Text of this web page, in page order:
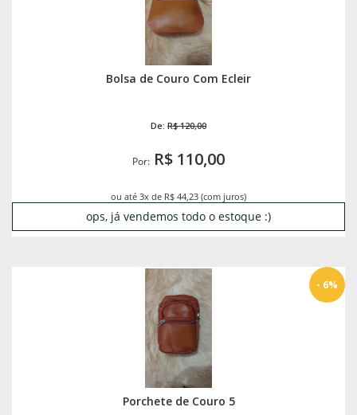
Bolsa de Couro Com Ecleir
De: R$ 120,00
Por: R$ 110,00
ou até 3x de R$ 44,23 (com juros)
ops, já vendemos todo o estoque :)
Porchete de Couro 5
- 6%